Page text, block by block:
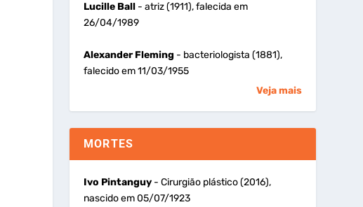
Lucille Ball- atriz (1911), falecida em
26/04/1989
Alexander Fleming - bacteriologista (1881),
falecido em 11/03/1955
Veja mais
MORTES
Ivo Pintanguy- Cirurgião plástico (2016),
nascido em 05/07/1923